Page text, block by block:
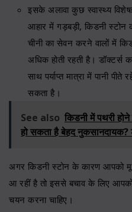
इसके अलावा कुछ स्वास्थ्य
आहार में गड़बड़ी, किडनी स्टोन
चीनी का सेवन करने वालों में
अधिक होती रहती है।
साथ पर्याप्त मात्रा में पानी
सकता है।
See also किडनी में पथरी
हो सकता है बेहद नुकसानदायक?
अगर किडनी स्टोन के कारण आपको
आ रहीं है तो इससे बचाव के लिए
चयन करना चाहिए।